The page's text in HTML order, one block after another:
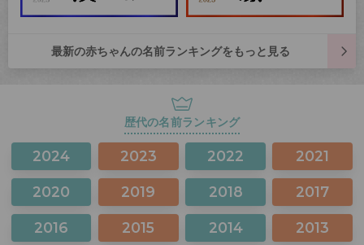
最新の赤ちゃんの名前ランキングをもっと見る
歴代の名前ランキング
2024 2023 2022 2021
2020 2019 2018 2017
2016 2015 2014 2013